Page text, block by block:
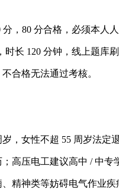
，80 分合格，必须本人
长 120 分钟，线上题库刷
合格无法通过考核。
，女性不超 55 周岁法定
高压电工建议高中 / 中专
精神类等妨碍电气作业